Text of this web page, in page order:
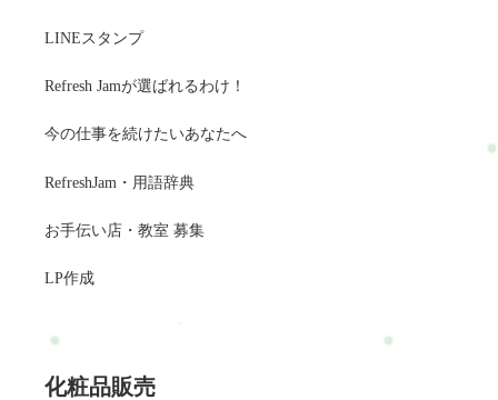
LINEスタンプ
Refresh Jamが選ばれるわけ！
今の仕事を続けたいあなたへ
RefreshJam・用語辞典
お手伝い店・教室 募集
LP作成
化粧品販売